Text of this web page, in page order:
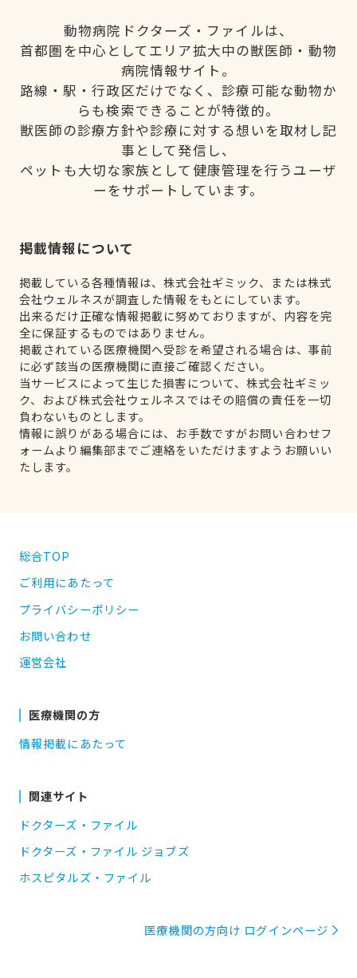
動物病院ドクターズ・ファイルは、
首都圏を中心としてエリア拡大中の獣医師・動物
病院情報サイト。
路線・駅・行政区だけでなく、診療可能な動物か
らも検索できることが特徴的。
獣医師の診療方針や診療に対する想いを取材し記
事として発信し、
ペットも大切な家族として健康管理を行うユーザ
ーをサポートしています。
掲載情報について
掲載している各種情報は、株式会社ギミック、または株式
会社ウェルネスが調査した情報をもとにしています。
出来るだけ正確な情報掲載に努めておりますが、内容を完
全に保証するものではありません。
掲載されている医療機関へ受診を希望される場合は、事前
に必ず該当の医療機関に直接ご確認ください。
当サービスによって生じた損害について、株式会社ギミッ
ク、および株式会社ウェルネスではその賠償の責任を一切
負わないものとします。
情報に誤りがある場合には、お手数ですがお問い合わせフ
ォームより編集部までご連絡をいただけますようお願いい
たします。
総合TOP
ご利用にあたって
プライバシーポリシー
お問い合わせ
運営会社
医療機関の方
情報掲載にあたって
関連サイト
ドクターズ・ファイル
ドクターズ・ファイル ジョブズ
ホスピタルズ・ファイル
医療機関の方向け ログインページ